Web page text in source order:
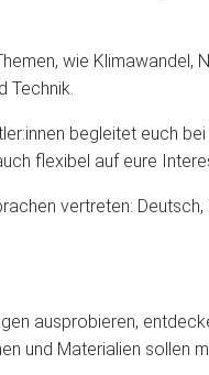
wie
Technik.
begleitet euch
flexibel auf eure
vertreten:
ausprobieren,
und Materialien